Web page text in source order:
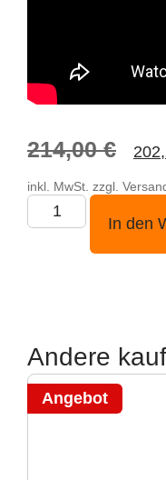
214,00€
inkl. MwSt. zzgl.
In den
Andere
Angebot